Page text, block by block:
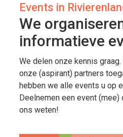
Events in
We
informatieve
We delen onze kennis
onze (aspirant) partners
hebben we alle events u op
Deelnemen een event (mee)
ons weten!